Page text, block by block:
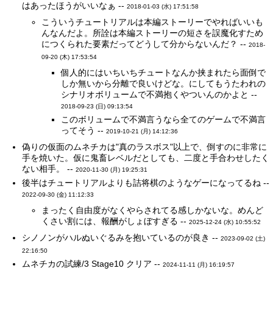
はあったほうがいいなぁ --2018-01-03 (水) 17:51:58
こういうチュートリアルは本編ストーリーでやればいいも
んなんだよ。所詮は本編ストーリーの短さを誤魔化すため
につくられた要素だってどうして分からないんだ？ --2018-
09-20 (木) 17:53:54
個人的にはいちいちチュートなんか挟まれたら面倒で
しか無いから分離で良いけどな。にしてもうたわれの
シナリオボリュームで不満抱くやついんのかよと --
2018-09-23 (日) 09:13:54
このボリュームで不満言うなら全てのゲームで不満言
ってそう --2019-10-21 (月) 14:12:36
偽りの仮面のムネチカは"真のラスボス"以上で、倒すのに非常に
手を焼いた。仮に鬼畜レベルだとしても、二度と手合わせしたく
ない相手。 --2020-11-30 (月) 19:25:31
後半はチュートリアルよりも詰将棋のようなゲーになってるね --
2022-09-30 (金) 11:12:33
まったく自由度がなくやらされてる感しかないな。めんど
くさい割には、報酬がしょぼすぎる --2025-12-24 (水) 10:55:52
シノノンがハルぬいぐるみを抱いているのが良き --2023-09-02 (土)
22:16:50
ムネチカの試練/3 Stage10 クリア --2024-11-11 (月) 16:19:57